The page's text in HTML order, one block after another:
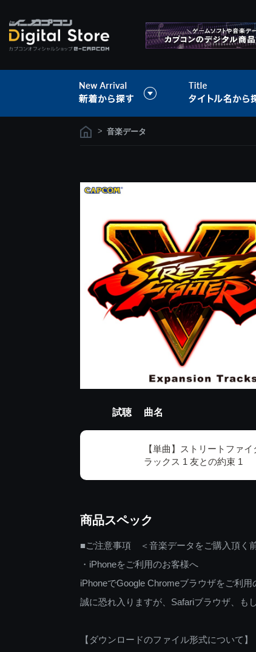
> 音楽データ
試聴 曲名
【単曲】ストリートファ
ラックス 1 友との約束 1
商品スペック
■ご注意事項 ＜音楽データをご購入頂く
・iPhoneをご利用のお客様へ
iPhoneでGoogle Chromeブラウザをご利
誠に恐れ入りますが、Safariブラウザ、も
【ダウンロードのファイル形式について】